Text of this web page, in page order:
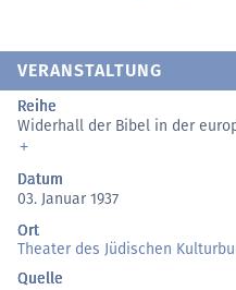
VERANSTALTUNG
Reihe
Widerhall der Bibel in der
Datum
03. Januar 1937
Ort
Theater des Jüdischen
Quelle